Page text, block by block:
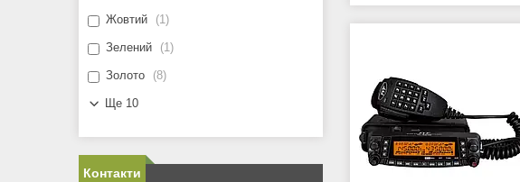
Жовтий 1
Зелений 1
Золото 8
Ще 10
Контакти